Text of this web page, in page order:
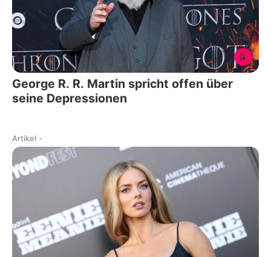
George R. R. Martin spricht offen über
seine Depressionen
Artikel -